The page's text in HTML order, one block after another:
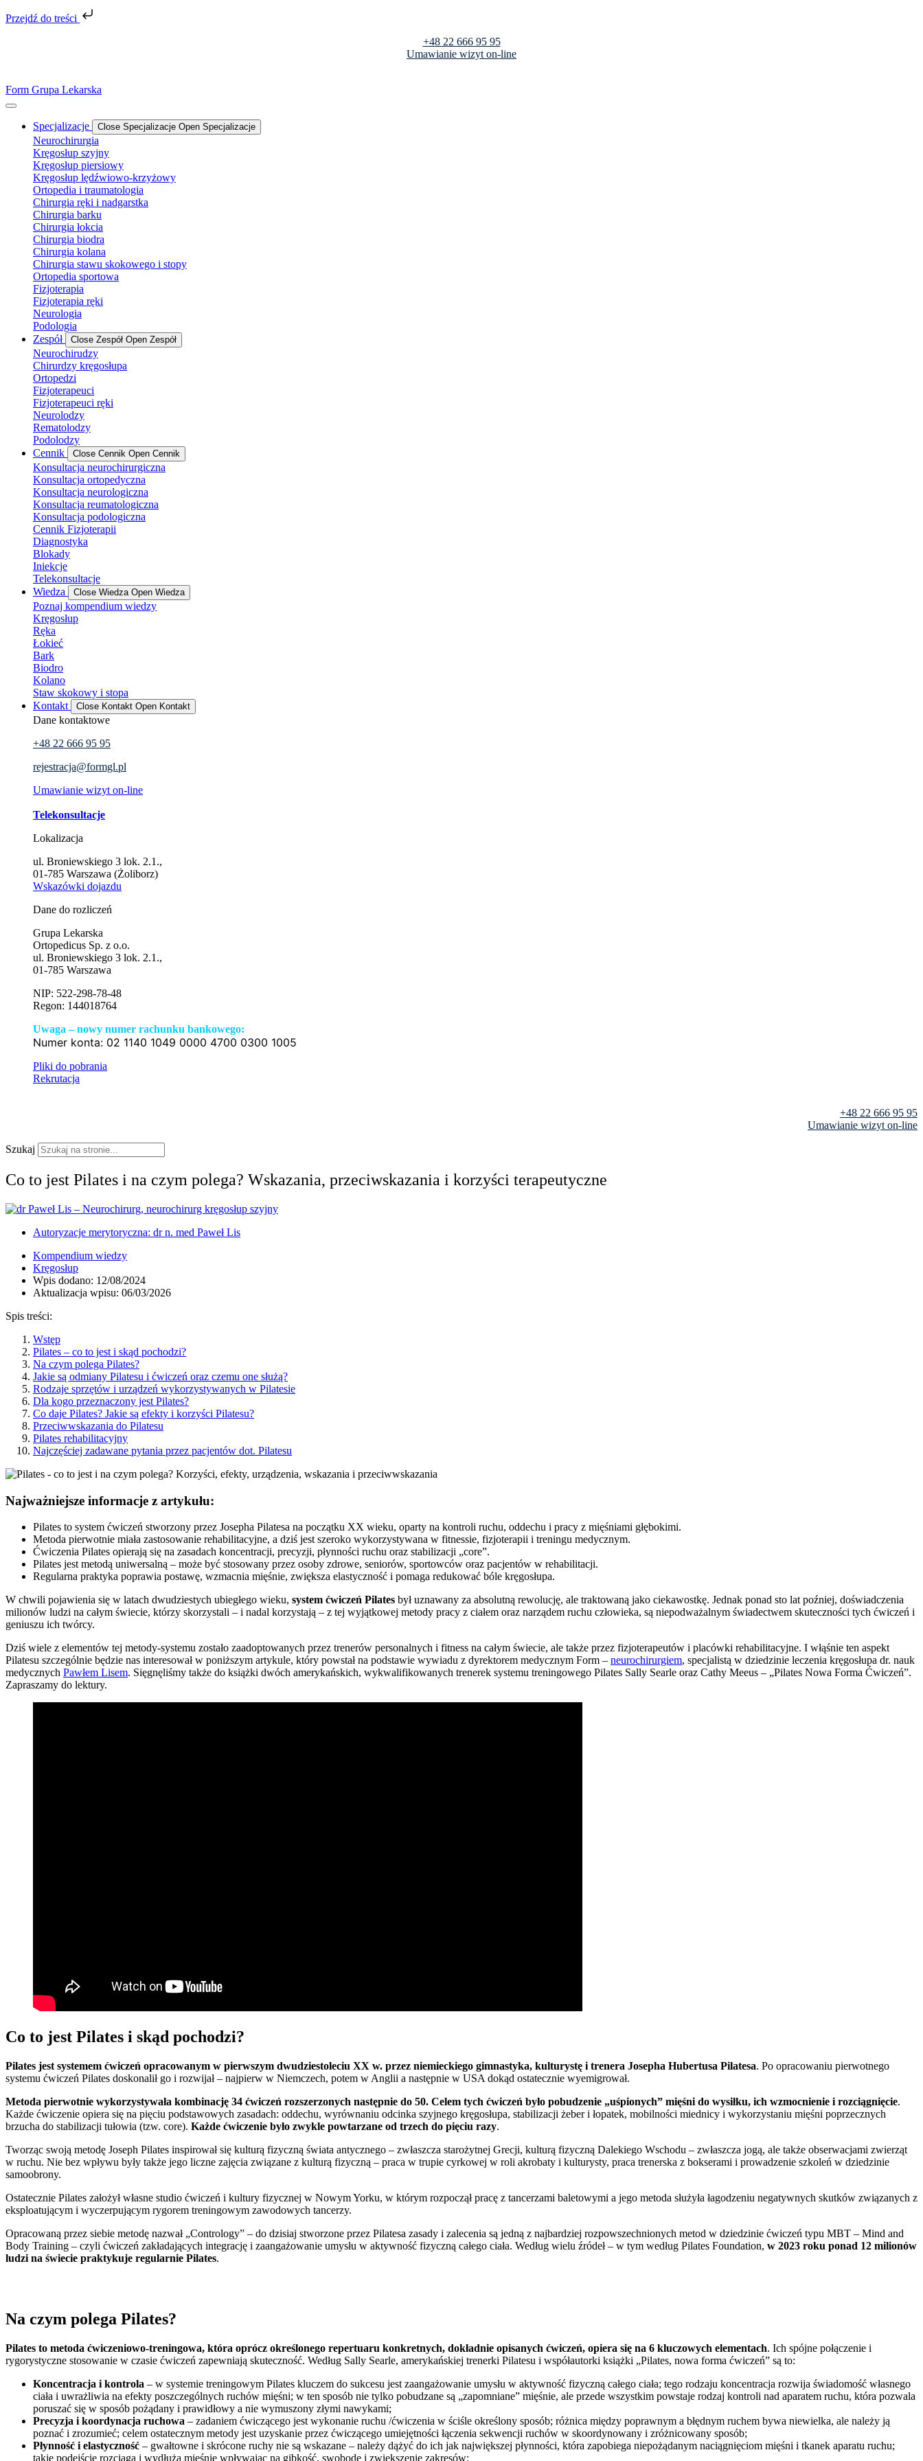
Przejdź do treści
+48 22 666 95 95
Umawianie wizyt on-line
Form Grupa Lekarska
Specjalizacje Close Specjalizacje Open Specjalizacje
Neurochirurgia
Kręgosłup szyjny
Kręgosłup piersiowy
Kręgosłup lędźwiowo-krzyżowy
Ortopedia i traumatologia
Chirurgia ręki i nadgarstka
Chirurgia barku
Chirurgia łokcia
Chirurgia biodra
Chirurgia kolana
Chirurgia stawu skokowego i stopy
Ortopedia sportowa
Fizjoterapia
Fizjoterapia ręki
Neurologia
Podologia
Zespół
Close Zespół Open Zespół
Neurochirudzy
Chirurdzy kręgosłupa
Ortopedzi
Fizjoterapeuci
Fizjoterapeuci ręki
Neurolodzy
Rematolodzy
Podolodzy
Cennik
Close Cennik Open Cennik
Konsultacja neurochirurgiczna
Konsultacja ortopedyczna
Konsultacja neurologiczna
Konsultacja reumatologiczna
Konsultacja podologiczna
Cennik Fizjoterapii
Diagnostyka
Blokady
Iniekcje
Telekonsultacje
Wiedza
Close Wiedza Open Wiedza
Poznaj kompendium wiedzy
Kręgosłup
Ręka
Łokieć
Bark
Biodro
Kolano
Staw skokowy i stopa
Kontakt
Close Kontakt Open Kontakt
Dane kontaktowe
+48 22 666 95 95
rejestracja@formgl.pl
Umawianie wizyt on-line
Telekonsultacje
Lokalizacja
ul. Broniewskiego 3 lok. 2.1.,
01-785 Warszawa (Żoliborz)
Wskazówki dojazdu
Dane do rozliczeń
Grupa Lekarska
Ortopedicus Sp. z o.o.
ul. Broniewskiego 3 lok. 2.1.,
01-785 Warszawa
NIP: 522-298-78-48
Regon: 144018764
Uwaga – nowy numer rachunku bankowego:
Numer konta: 02 1140 1049 0000 4700 0300 1005
Pliki do pobrania
Rekrutacja
+48 22 666 95 95
Umawianie wizyt on-line
Szukaj
Co to jest Pilates i na czym polega? Wskazania, przeciwskazania i korzyści terapeutyczne
Autoryzacje merytoryczna: dr n. med Paweł Lis
Kompendium wiedzy
Kręgosłup
Wpis dodano: 12/08/2024
Aktualizacja wpisu: 06/03/2026
Spis treści:
Wstęp
Pilates – co to jest i skąd pochodzi?
Na czym polega Pilates?
Jakie są odmiany Pilatesu i ćwiczeń oraz czemu one służą?
Rodzaje sprzętów i urządzeń wykorzystywanych w Pilatesie
Dla kogo przeznaczony jest Pilates?
Co daje Pilates? Jakie są efekty i korzyści Pilatesu?
Przeciwwskazania do Pilatesu
Pilates rehabilitacyjny
Najczęściej zadawane pytania przez pacjentów dot. Pilatesu
Najważniejsze informacje z artykułu:
Pilates to system ćwiczeń stworzony przez Josepha Pilatesa na początku XX wieku, oparty na kontroli ruchu, oddechu i pracy z mięśniami głębokimi.
Metoda pierwotnie miała zastosowanie rehabilitacyjne, a dziś jest szeroko wykorzystywana w fitnessie, fizjoterapii i treningu medycznym.
Ćwiczenia Pilates opierają się na zasadach koncentracji, precyzji, płynności ruchu oraz stabilizacji „core”.
Pilates jest metodą uniwersalną – może być stosowany przez osoby zdrowe, seniorów, sportowców oraz pacjentów w rehabilitacji.
Regularna praktyka poprawia postawę, wzmacnia mięśnie, zwiększa elastyczność i pomaga redukować bóle kręgosłupa.
W chwili pojawienia się w latach dwudziestych ubiegłego wieku, system ćwiczeń Pilates był uznawany za absolutną rewolucję, ale traktowaną jako ciekawostkę. Jednak ponad sto lat poźniej, doświadczenia
milionów ludzi na całym świecie, którzy skorzystali – i nadal korzystają – z tej wyjątkowej metody pracy z ciałem oraz narządem ruchu człowieka, są niepodważalnym świadectwem skuteczności tych ćwiczeń i
geniuszu ich twórcy.
Dziś wiele z elementów tej metody-systemu zostało zaadoptowanych przez trenerów personalnych i fitness na całym świecie, ale także przez fizjoterapeutów i placówki rehabilitacyjne. I włąśnie ten aspekt
Pilatesu szczególnie będzie nas interesował w poniższym artykule, który powstał na podstawie wywiadu z dyrektorem medycznym Form – neurochirurgiem, specjalistą w dziedzinie leczenia kręgosłupa dr. nauk
medycznych Pawłem Lisem. Sięgnęliśmy także do książki dwóch amerykańskich, wykwalifikowanych trenerek systemu treningowego Pilates Sally Searle oraz Cathy Meeus – „Pilates Nowa Forma Ćwiczeń”.
Zapraszamy do lektury.
Co to jest Pilates i skąd pochodzi?
Pilates jest systemem ćwiczeń opracowanym w pierwszym dwudziestoleciu XX w. przez niemieckiego gimnastyka, kulturystę i trenera Josepha Hubertusa Pilatesa. Po opracowaniu pierwotnego
systemu ćwiczeń Pilates doskonalił go i rozwijał – najpierw w Niemczech, potem w Anglii a następnie w USA dokąd ostatecznie wyemigrował.
Metoda pierwotnie wykorzystywała kombinację 34 ćwiczeń rozszerzonych następnie do 50. Celem tych ćwiczeń było pobudzenie „uśpionych” mięśni do wysiłku, ich wzmocnienie i rozciągnięcie.
Każde ćwiczenie opiera się na pięciu podstawowych zasadach: oddechu, wyrównaniu odcinka szyjnego kręgosłupa, stabilizacji żeber i łopatek, mobilności miednicy i wykorzystaniu mięśni poprzecznych
brzucha do stabilizacji tułowia (tzw. core). Każde ćwiczenie było zwykle powtarzane od trzech do pięciu razy.
Tworząc swoją metodę Joseph Pilates inspirował się kulturą fizyczną świata antycznego – zwłaszcza starożytnej Grecji, kulturą fizyczną Dalekiego Wschodu – zwłaszcza jogą, ale także obserwacjami zwierząt
w ruchu. Nie bez wpływu były także jego liczne zajęcia związane z kulturą fizyczną – praca w trupie cyrkowej w roli akrobaty i kulturysty, praca trenerska z bokserami i prowadzenie szkoleń w dziedzinie
samoobrony.
Ostatecznie Pilates założył własne studio ćwiczeń i kultury fizycznej w Nowym Yorku, w którym rozpoczął pracę z tancerzami baletowymi a jego metoda służyła łagodzeniu negatywnych skutków związanych z
eksploatującym i wyczerpującym rygorem treningowym zawodowych tancerzy.
Opracowaną przez siebie metodę nazwał „Contrology” – do dzisiaj stworzone przez Pilatesa zasady i zalecenia są jedną z najbardziej rozpowszechnionych metod w dziedzinie ćwiczeń typu MBT – Mind and
Body Training – czyli ćwiczeń zakładających integrację i zaangażowanie umysłu w aktywność fizyczną całego ciała. Według wielu źródeł – w tym według Pilates Foundation, w 2023 roku ponad 12 milionów
ludzi na świecie praktykuje regularnie Pilates.
Na czym polega Pilates?
Pilates to metoda ćwiczeniowo-treningowa, która oprócz określonego repertuaru konkretnych, dokładnie opisanych ćwiczeń, opiera się na 6 kluczowych elementach. Ich spójne połączenie i
rygorystyczne stosowanie w czasie ćwiczeń zapewniają skuteczność. Według Sally Searle, amerykańskiej trenerki Pilatesu i współautorki książki „Pilates, nowa forma ćwiczeń” są to:
Koncentracja i kontrola – w systemie treningowym Pilates kluczem do sukcesu jest zaangażowanie umysłu w aktywność fizyczną całego ciała; tego rodzaju koncentracja rozwija świadomość własnego
ciała i uwrażliwia na efekty poszczególnych ruchów mięśni; w ten sposób nie tylko pobudzane są „zapomniane” mięśnie, ale przede wszystkim powstaje rodzaj kontroli nad aparatem ruchu, która pozwala
poruszać się w sposób pożądany i prawidłowy a nie wymuszony złymi nawykami;
Precyzja i koordynacja ruchowa – zadaniem ćwiczącego jest wykonanie ruchu /ćwiczenia w ściśle określony sposób; różnica między poprawnym a błędnym ruchem bywa niewielka, ale należy ją
poznać i zrozumieć; celem ostatecznym metody jest uzyskanie przez ćwiczącego umiejętności łączenia sekwencji ruchów w skoordynowany i zróżnicowany sposób;
Płynność i elastyczność – gwałtowne i skrócone ruchy nie są wskazane – należy dążyć do ich jak największej płynności, która zapobiega niepożądanym naciągnięciom mięśni i tkanek aparatu ruchu;
takie podejście rozciąga i wydłuża mięśnie wpływając na gibkość, swobodę i zwiększenie zakresów;